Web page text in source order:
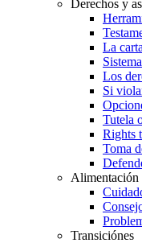
Derechos y
La
Los
Si
Tutela
Rights
Toma
Alimentación
Transiciónes